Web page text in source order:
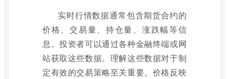
实时行情数据通常包含期货合约的
价格、交易量、持仓量、涨跌幅等信
息。投资者可以通过各种金融终端或网
站获取这些数据。理解这些数据对于制
定有效的交易策略至关重要。价格反映